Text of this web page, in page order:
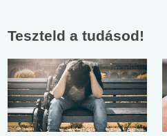
Teszteld a tudásod!